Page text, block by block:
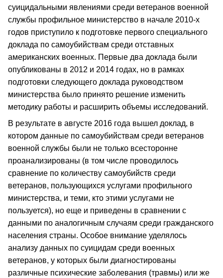
суицидальными явлениями среди ветеранов военной
службы профильное министерство в начале 2010-х
годов приступило к подготовке первого специального
доклада по самоубийствам среди отставных
американских военных. Первые два доклада были
опубликованы в 2012 и 2014 годах, но в рамках
подготовки следующего доклада руководством
министерства было принято решение изменить
методику работы и расширить объемы исследований.
В результате в августе 2016 года вышел доклад, в
котором данные по самоубийствам среди ветеранов
военной службы были не только всесторонне
проанализированы (в том числе проводилось
сравнение по количеству самоубийств среди
ветеранов, пользующихся услугами профильного
министерства, и теми, кто этими услугами не
пользуется), но еще и приведены в сравнении с
данными по аналогичным случаям среди гражданского
населения страны. Особое внимание уделялось
анализу данных по суицидам среди военных
ветеранов, у которых были диагностированы
различные психические заболевания (травмы) или же